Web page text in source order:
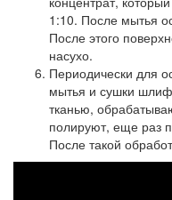
1:10. После мытья
После этого
насухо.
Периодически для
мытья и сушки
тканью,
полируют, еще раз
После такой